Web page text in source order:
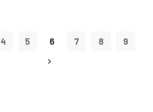
4 5 6 7 8 9